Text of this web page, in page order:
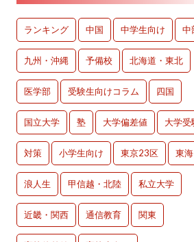
ランキング 中国 中学生向け 中
九州・沖縄 予備校 北海道・東北
医学部 受験生向けコラム 四国
国立大学 塾 大学偏差値 大学受
対策 小学生向け 東京23区 東海
浪人生 甲信越・北陸 私立大学
近畿・関西 通信教育 関東